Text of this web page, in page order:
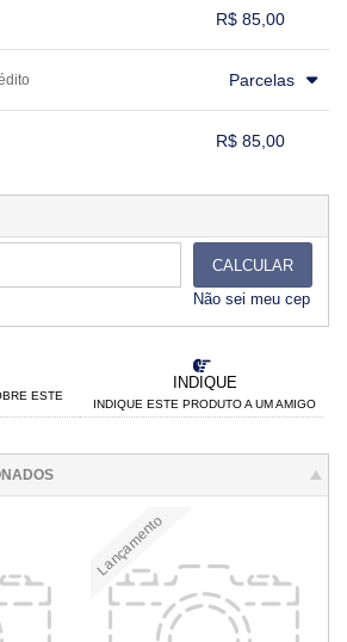
ESTE
INDIQUE
INDIQUE ESTE PRODUTO A UM AMIGO
R$ 85,00
Parcelas
R$ 85,00
...
CALCULAR
Não sei meu cep
Lançamento